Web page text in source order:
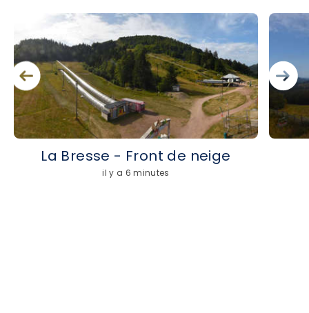
La Bresse - Front de neige
il y a 6 minutes